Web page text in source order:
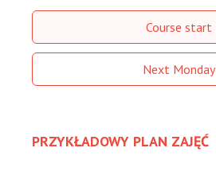
Course start
Next Monday
PRZYKŁADOWY PLAN ZAJĘĆ